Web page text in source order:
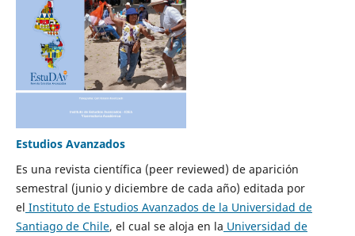
Estudios Avanzados
Es una revista científica (peer reviewed) de aparición
semestral (junio y diciembre de cada año) editada por
el Instituto de Estudios Avanzados de la Universidad de
Santiago de Chile, el cual se aloja en la Universidad de